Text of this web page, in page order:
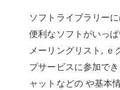
ソフトライブラリー
便利なソフトがいっ
メーリングリスト, ｅ
プサービスに参加で
ャットなどの や基本